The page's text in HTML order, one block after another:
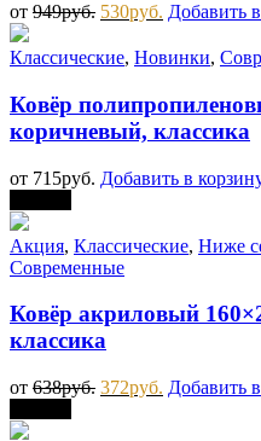
от 949руб. 530руб. Добавить
Классические, Новинки,
Ковёр
коричневый, классика
от 715руб. Добавить в
Акция, Классические, Ниже
Современные
Ковёр акриловый
классика
от 638руб. 372руб. Добавить